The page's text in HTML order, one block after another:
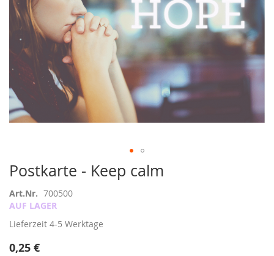
Postkarte - Keep calm
Art.Nr. 700500
AUF LAGER
Lieferzeit 4-5 Werktage
0,25 €
Zum
Anfang
der
Bildergalerie